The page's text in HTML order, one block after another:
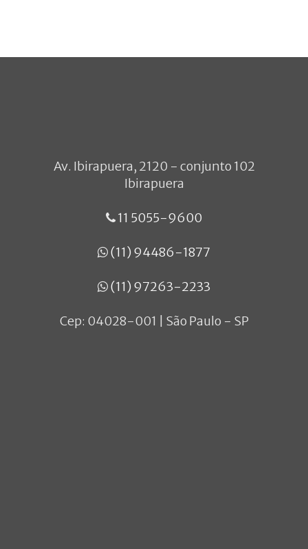
Av. Ibirapuera, 2120 - conjunto 102
Ibirapuera
11 5055-9600
(11) 94486-1877
(11) 97263-2233
Cep: 04028-001 | São Paulo - SP